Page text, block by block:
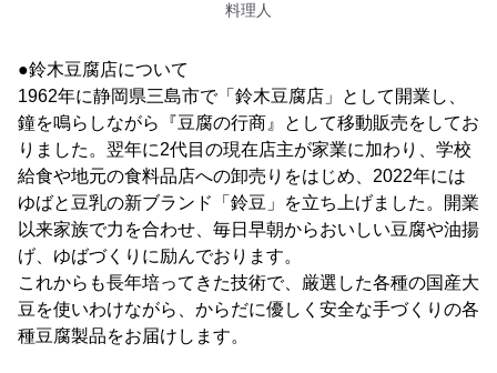
料理人
●鈴木豆腐店について
1962年に静岡県三島市で「鈴木豆腐店」として開業し、
鐘を鳴らしながら『豆腐の行商』として移動販売をしてお
りました。翌年に2代目の現在店主が家業に加わり、学校
給食や地元の食料品店への卸売りをはじめ、2022年には
ゆばと豆乳の新ブランド「鈴豆」を立ち上げました。開業
以来家族で力を合わせ、毎日早朝からおいしい豆腐や油揚
げ、ゆばづくりに励んでおります。
これからも長年培ってきた技術で、厳選した各種の国産大
豆を使いわけながら、からだに優しく安全な手づくりの各
種豆腐製品をお届けします。